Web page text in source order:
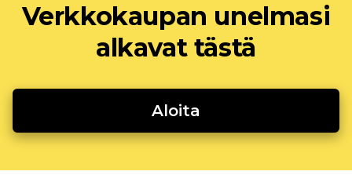
Verkkokaupan unelmasi
alkavat tästä
Aloita